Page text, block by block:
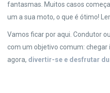
fantasmas. Muitos casos
um a sua moto, o que é ótimo!
Vamos ficar por aqui. Condutor
com um objetivo comum: chegar
agora, divertir-se e desfrutar